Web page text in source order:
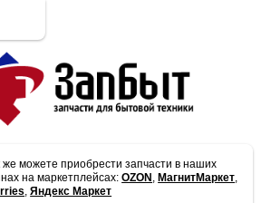
же можете приобрести запчасти в наших
на маркетплейсах:OZON , МагнитМаркет,
,Яндекс Маркет